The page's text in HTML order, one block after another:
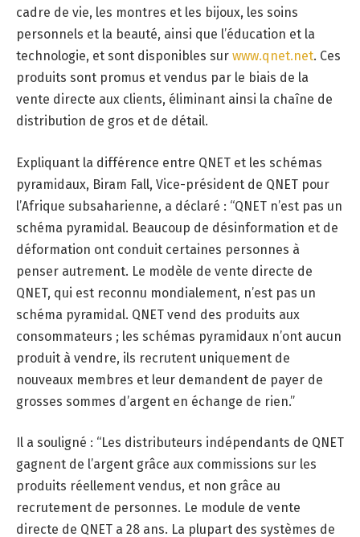
cadre de vie, les montres et les bijoux, les soins
personnels et la beauté, ainsi que l’éducation et la
technologie, et sont disponibles sur www.qnet.net. Ces
produits sont promus et vendus par le biais de la
vente directe aux clients, éliminant ainsi la chaîne de
distribution de gros et de détail.
Expliquant la différence entre QNET et les schémas
pyramidaux, Biram Fall, Vice-président de QNET pour
l’Afrique subsaharienne, a déclaré : “QNET n’est pas un
schéma pyramidal. Beaucoup de désinformation et de
déformation ont conduit certaines personnes à
penser autrement. Le modèle de vente directe de
QNET, qui est reconnu mondialement, n’est pas un
schéma pyramidal. QNET vend des produits aux
consommateurs ; les schémas pyramidaux n’ont aucun
produit à vendre, ils recrutent uniquement de
nouveaux membres et leur demandent de payer de
grosses sommes d’argent en échange de rien.”
Il a souligné : “Les distributeurs indépendants de QNET
gagnent de l’argent grâce aux commissions sur les
produits réellement vendus, et non grâce au
recrutement de personnes. Le module de vente
directe de QNET a 28 ans. La plupart des systèmes de